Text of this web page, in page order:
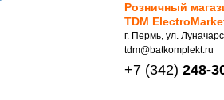
Розничный
TDM
г. Пермь, ул.
tdm@batkomplekt.ru
+7 (342) 248-